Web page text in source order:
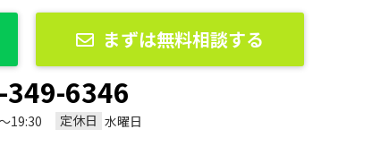
まずは無料相談する
6346
19:30 定休日 水曜日